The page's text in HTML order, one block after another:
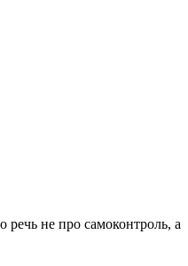
речь не про самоконтроль, а